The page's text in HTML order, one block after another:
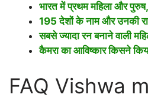
भारत में प्रथम महिला और पुरुष,
195 देशों के नाम और उनकी
सबसे ज्यादा रन बनाने वाली
कैमरा का आविष्कार किसने
FAQ Vishwa